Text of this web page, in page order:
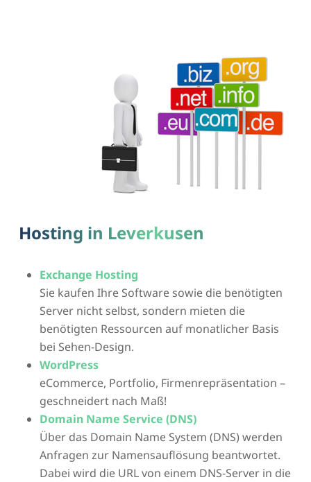
Hosting in Leverkusen
Exchange Hosting
Sie kaufen Ihre Software sowie die benötigten
Server nicht selbst, sondern mieten die
benötigten Ressourcen auf monatlicher Basis
bei Sehen-Design.
WordPress
eCommerce, Portfolio, Firmenrepräsentation –
geschneidert nach Maß!
Domain Name Service (DNS)
Über das Domain Name System (DNS) werden
Anfragen zur Namensauflösung beantwortet.
Dabei wird die URL von einem DNS-Server in die